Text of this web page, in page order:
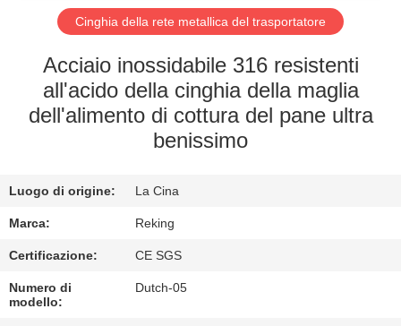
DELLA
FABBRICA
CONTROLLO
CONTATTICI
NOTIZIE
Cinghia della rete metallica del trasportatore
Acciaio inossidabile 316 resistenti
all'acido della cinghia della maglia
dell'alimento di cottura del pane ultra
benissimo
Luogo di origine: La Cina
Marca: Reking
Certificazione: CE SGS
Numero di
modello:
Dutch-05